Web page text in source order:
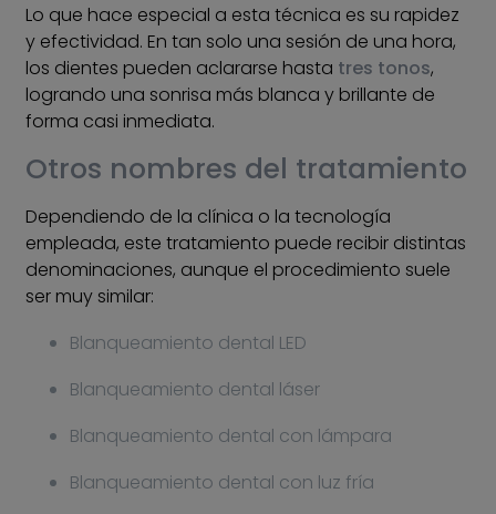
Lo que hace especial a esta técnica es su rapidez
y efectividad. En tan solo una sesión de una hora,
los dientes pueden aclararse hasta tres tonos,
logrando una sonrisa más blanca y brillante de
forma casi inmediata.
Otros nombres del tratamiento
Dependiendo de la clínica o la tecnología
empleada, este tratamiento puede recibir distintas
denominaciones, aunque el procedimiento suele
ser muy similar:
Blanqueamiento dental LED
Blanqueamiento dental láser
Blanqueamiento dental con lámpara
Blanqueamiento dental con luz fría